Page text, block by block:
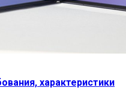
характеристики